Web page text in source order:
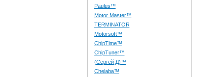
Paulus™
Motor Master™
TERMINATOR
Motorsoft™
ChipTime™
ChipTuner™
(Сергей Д)™
Chelaba™